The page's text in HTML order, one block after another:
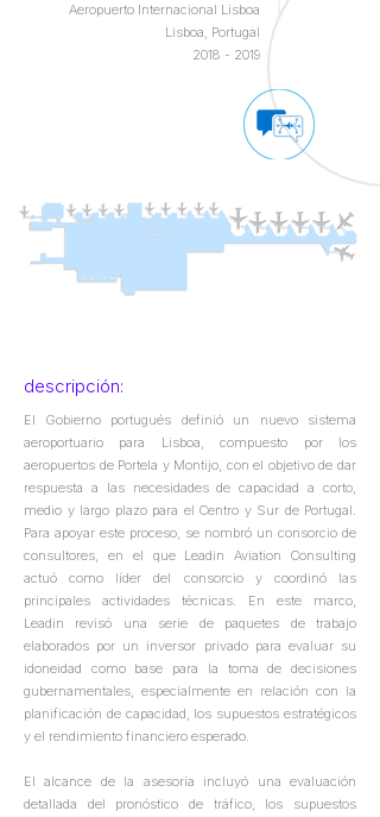
Aeropuerto Internacional Lisboa
Lisboa, Portugal
2018 - 2019
descripción:
El Gobierno portugués definió un nuevo sistema
aeroportuario para Lisboa, compuesto por los
aeropuertos de Portela y Montijo, con el objetivo de dar
respuesta a las necesidades de capacidad a corto,
medio y largo plazo para el Centro y Sur de Portugal.
Para apoyar este proceso, se nombró un consorcio de
consultores, en el que Leadin Aviation Consulting
actuó como líder del consorcio y coordinó las
principales actividades técnicas. En este marco,
Leadin revisó una serie de paquetes de trabajo
elaborados por un inversor privado para evaluar su
idoneidad como base para la toma de decisiones
gubernamentales, especialmente en relación con la
planificación de capacidad, los supuestos estratégicos
y el rendimiento financiero esperado.
El alcance de la asesoría incluyó una evaluación
detallada del pronóstico de tráfico, los supuestos